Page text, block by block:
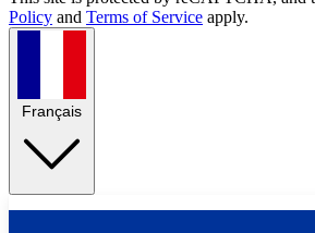
Policy and Terms of Service apply.
Français